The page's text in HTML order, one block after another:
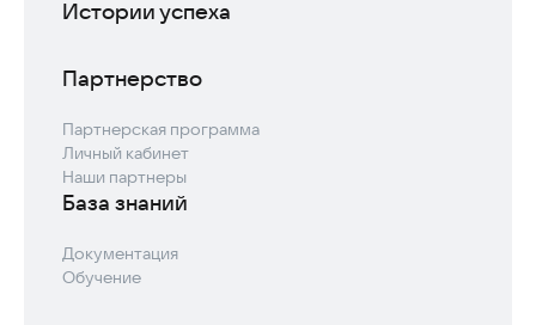
Истории успеха
Партнерство
Партнерская программа
Личный кабинет
Наши партнеры
База знаний
Документация
Обучение